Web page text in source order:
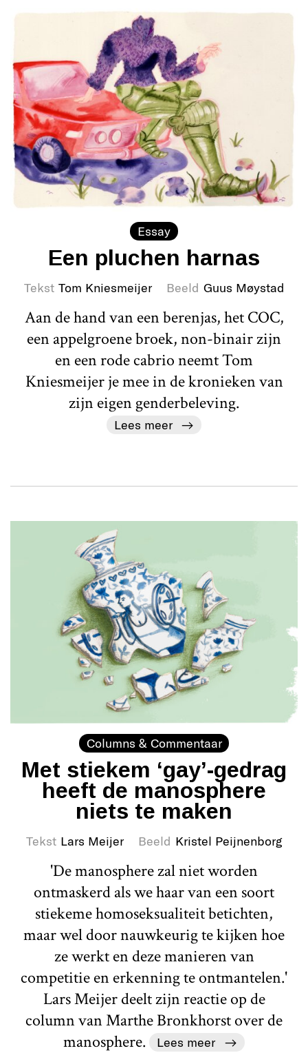
Essay
Een pluchen harnas
Tekst Tom Kniesmeijer Beeld Guus Møystad
Aan de hand van een berenjas, het COC,
een appelgroene broek, non-binair zijn
en een rode cabrio neemt Tom
Kniesmeijer je mee in de kronieken van
zijn eigen genderbeleving.
Lees meer
Columns & Commentaar
Met stiekem ‘gay’-gedrag
heeft de manosphere
niets te maken
Tekst Lars Meijer Beeld Kristel Peijnenborg
'De manosphere zal niet worden
ontmaskerd als we haar van een soort
stiekeme homoseksualiteit betichten,
maar wel door nauwkeurig te kijken hoe
ze werkt en deze manieren van
competitie en erkenning te ontmantelen.'
Lars Meijer deelt zijn reactie op de
column van Marthe Bronkhorst over de
manosphere.
Lees meer